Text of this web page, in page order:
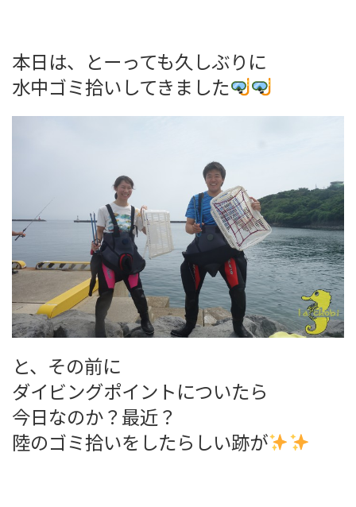
本日は、とーっても久しぶりに
水中ゴミ拾いしてきました
と、その前に
ダイビングポイントについたら
今日なのか？最近？
陸のゴミ拾いをしたらしい跡が